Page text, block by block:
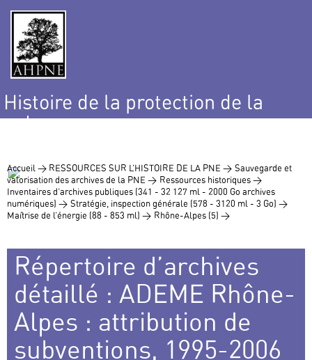
Histoire de la protection de la
nature
Accueil > RESSOURCES SUR L’HISTOIRE DE LA PNE > Sauvegarde et
valorisation des archives de la PNE > Ressources historiques >
Inventaires d’archives publiques (341 - 32 127 ml - 2000 Go archives
numériques) > Stratégie, inspection générale (578 - 3120 ml - 3 Go) >
Maîtrise de l’énergie (88 - 853 ml) > Rhône-Alpes (5) >
Répertoire d’archives
détaillé : ADEME Rhône-
Alpes : attribution de
subventions, 1995-2006